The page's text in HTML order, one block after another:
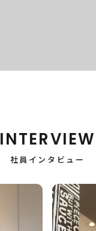
INTERVIEW
社員インタビュー